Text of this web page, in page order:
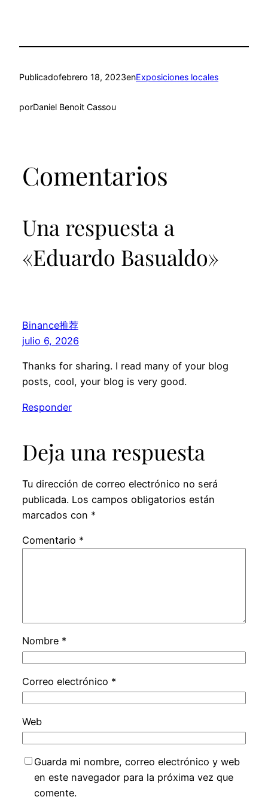
Publicadofebrero 18, 2023enExposiciones locales
porDaniel Benoit Cassou
Comentarios
Una respuesta a
«Eduardo Basualdo»
Binance推荐
julio 6, 2026
Thanks for sharing. I read many of your blog
posts, cool, your blog is very good.
Responder
Deja una respuesta
Tu dirección de correo electrónico no será
publicada. Los campos obligatorios están
marcados con *
Comentario *
Nombre *
Correo electrónico *
Web
Guarda mi nombre, correo electrónico y web
en este navegador para la próxima vez que
comente.